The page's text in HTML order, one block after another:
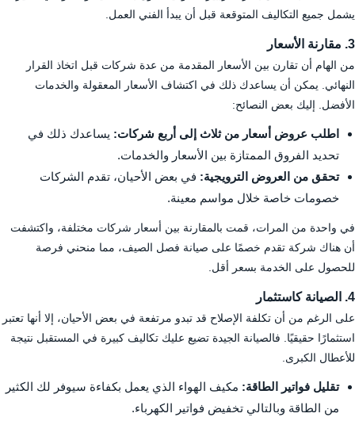
يشمل جميع التكاليف المتوقعة قبل أن يبدأ الفني العمل.
3. مقارنة الأسعار
من الهام أن تقارن بين الأسعار المقدمة من عدة شركات قبل اتخاذ القرار
النهائي. يمكن أن يساعدك ذلك في اكتشاف الأسعار المعقولة والخدمات
الأفضل. إليك بعض النصائح:
اطلب عروض أسعار من ثلاث إلى أربع شركات: يساعدك ذلك في
تحديد الفروق الممتازة بين الأسعار والخدمات.
تحقق من العروض الترويجية: في بعض الأحيان، تقدم الشركات
خصومات خاصة خلال مواسم معينة.
في واحدة من المرات، قمت بالمقارنة بين أسعار شركات مختلفة، واكتشفت
أن هناك شركة تقدم خصمًا على صيانة فصل الصيف، مما منحني فرصة
للحصول على الخدمة بسعر أقل.
4. الصيانة كاستثمار
على الرغم من أن تكلفة الإصلاح قد تبدو مرتفعة في بعض الأحيان، إلا أنها تعتبر
استثمارًا حقيقيًا. فالصيانة الجيدة تضيع عليك تكاليف كبيرة في المستقبل نتيجة
للأعطال الكبرى.
تقليل فواتير الطاقة: مكيف الهواء الذي يعمل بكفاءة سيوفر لك الكثير
من الطاقة وبالتالي تخفيض فواتير الكهرباء.